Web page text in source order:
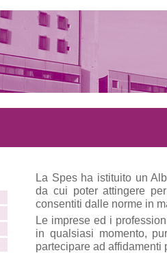
La Spes ha istituito un
da cui poter attingere
consentiti dalle norme in
Le imprese ed i
in qualsiasi momento,
partecipare ad affidamenti